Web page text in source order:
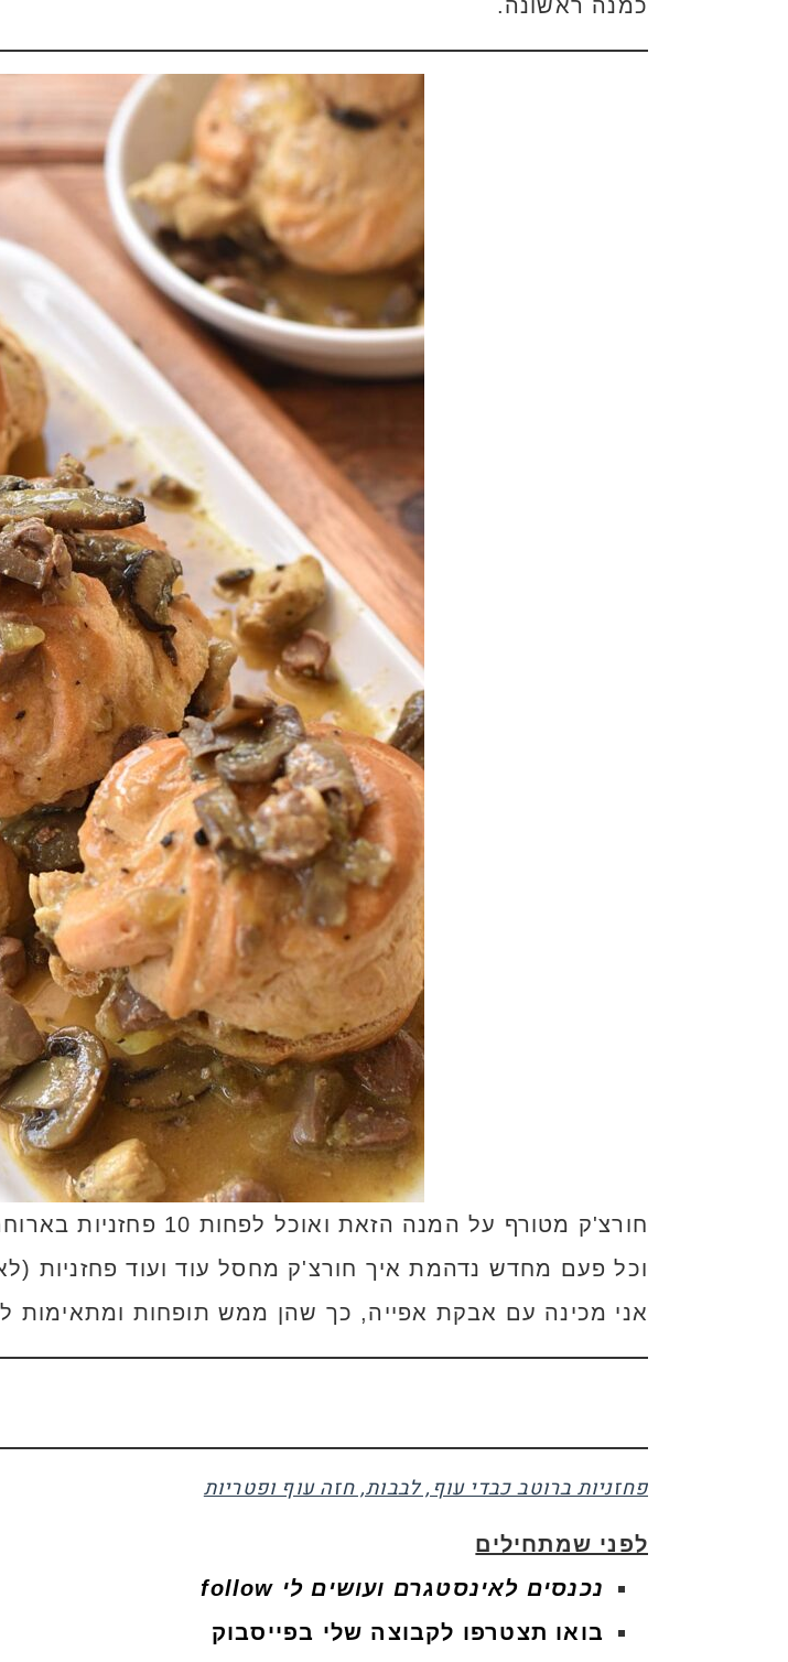
כמנה ראשונה.
חורצ'ק מטורף על המנה
וכל פעם מחדש נדהמת איך חורצ'ק מחסל עוד ועוד פחזניות
אני מכינה עם אבקת אפייה, כך שהן ממש תופחות ומתאימות
פחזניות ברוטב כבדי עוף, לבבות, חזה עוף ופטריות
לפני שמתחילים
נכנסים לאינסטגרם ועושים לי follow
בואו תצטרפו לקבוצה שלי בפייסבוק